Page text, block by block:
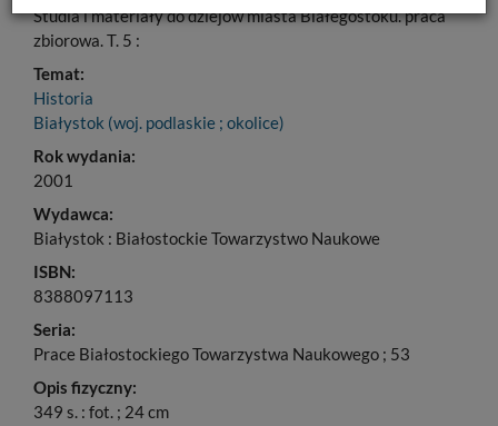
Studia i materiały do dziejów miasta Białegostoku. praca
zbiorowa. T. 5 :
Temat:
Historia
Białystok (woj. podlaskie ; okolice)
Rok wydania:
2001
Wydawca:
Białystok : Białostockie Towarzystwo Naukowe
ISBN:
8388097113
Seria:
Prace Białostockiego Towarzystwa Naukowego ; 53
Opis fizyczny:
349 s. : fot. ; 24 cm